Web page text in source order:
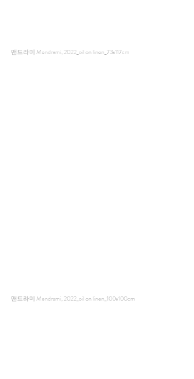
맨드라미 Mendrami, 2022_oil on linen_73x117cm
맨드라미 Mendrami, 2022_oil on linen_100x100cm